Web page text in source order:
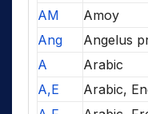
AM
Amoy
Ang
Angelus
A
Arabic
A,E
Arabic,